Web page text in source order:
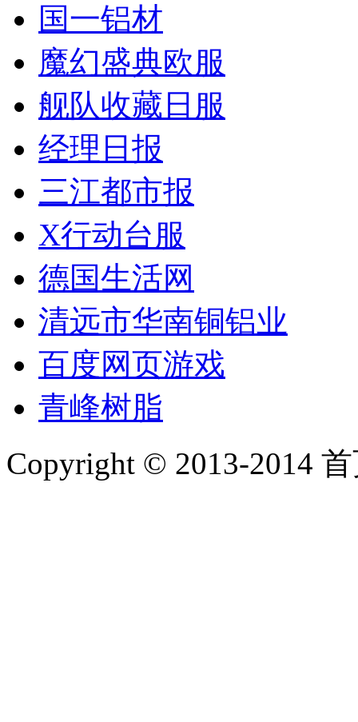
国一铝材
魔幻盛典欧服
舰队收藏日服
经理日报
三江都市报
X行动台服
德国生活网
清远市华南铜铝业
百度网页游戏
青峰树脂
Copyright © 2013-2014